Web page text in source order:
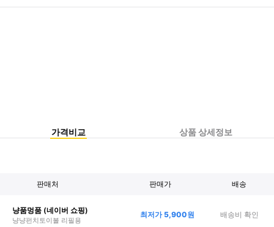
가격비교 상품 상세정보
판매처 판매가 배송
냥품멍품 (네이버 쇼핑)
냥냥펀치토이볼 리필용
최저가5,900원 배송비 확인